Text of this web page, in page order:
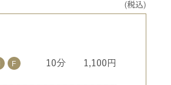
(税込)
10分 1,100円